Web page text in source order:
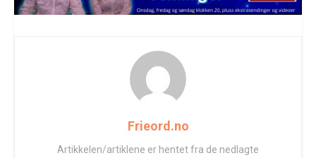
Frieord.no
Artikkelen/artiklene er hentet fra de nedlagte